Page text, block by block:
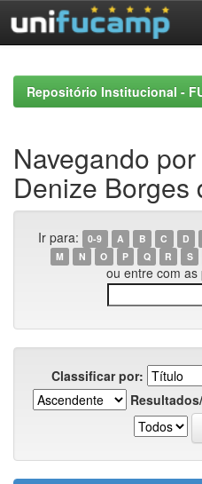
navigationRepositório Institucional -
Navegando
Denize Borges
Ir para: 0-9 A B C D
M
N O P Q R S
ou entre com as
Classificar por: